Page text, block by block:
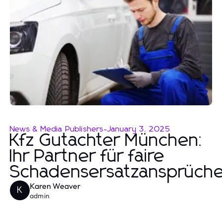
News & Media Publishers-January 3, 2025
Kfz Gutachter München:
Ihr Partner für faire
K Karen Weaver
admin